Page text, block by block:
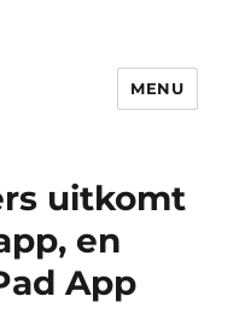
MENU
uitkomt
en
App